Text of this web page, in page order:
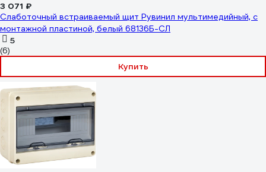
3 071 ₽
Слаботочный встраиваемый щит Рувинил мультимедийный, с
монтажной пластиной, белый 68136Б-СЛ
5
(6)
Купить